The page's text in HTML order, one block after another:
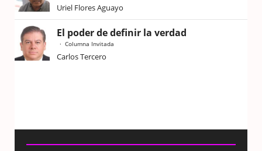
Uriel Flores Aguayo
El poder de definir la verdad
Columna Invitada
Carlos Tercero